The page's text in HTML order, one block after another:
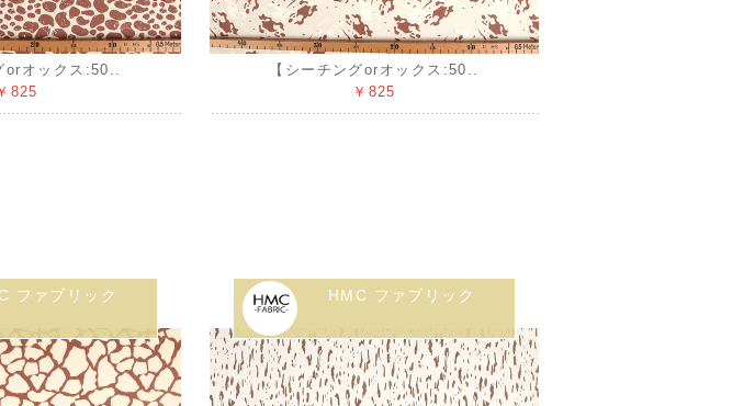
orオックス:50..
825
【シーチングorオックス:50..
￥825
ファブリック HMC ファブリック